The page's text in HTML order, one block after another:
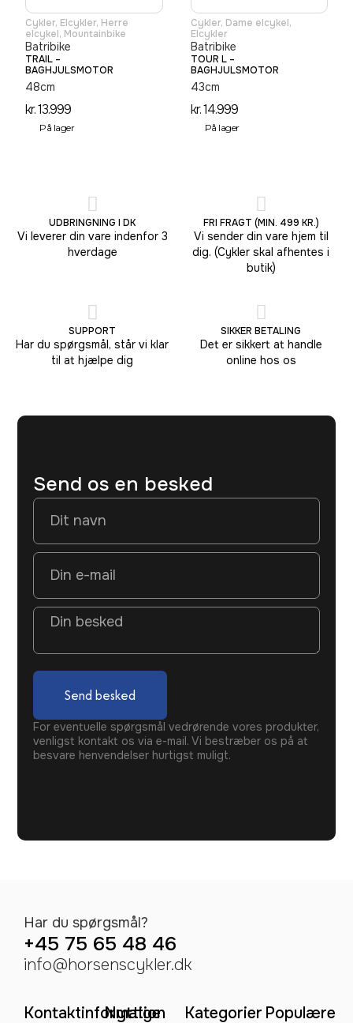
Cykler, Elcykler, Herre
elcykel, Mountainbike
Batribike
TRAIL –
BAGHJULSMOTOR
48cm
kr.13.999
På lager
Cykler, Dame elcykel,
Elcykler
Batribike
TOUR L –
BAGHJULSMOTOR
43cm
kr.14.999
På lager
UDBRINGNING I DK
Vi leverer din vare indenfor 3
hverdage
FRI FRAGT (MIN. 499 KR.)
Vi sender din vare hjem til
dig. (Cykler skal afhentes i
butik)
SUPPORT
Har du spørgsmål, står vi klar
til at hjælpe dig
SIKKER BETALING
Det er sikkert at handle
online hos os
Send os en besked
Send besked
For eventuelle spørgsmål vedrørende vores produkter,
venligst kontakt os via e-mail. Vi bestræber os på at
besvare henvendelser hurtigst muligt.
Har du spørgsmål?
+45 75 65 48 46
info@horsenscykler.dk
Kontaktinformation
Nyttige
Kategorier Populære